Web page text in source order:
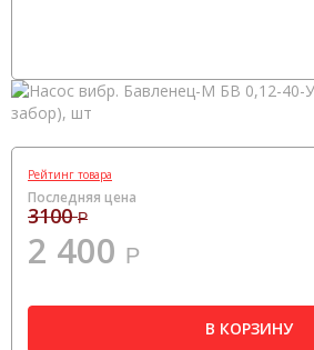
Рейтинг товара
Последняя цена
3100Р
2 400 Р
В КОРЗИНУ